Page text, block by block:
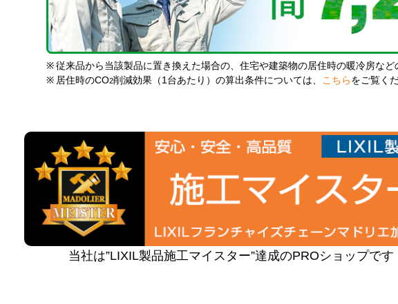
※ 従来品から当該製品に置き換えた場合の、住宅や建築物の居住時の暖冷房な
※ 居住時のCO2削減効果（1台あたり）の算出条件については、 こちら をご覧く
当社は”LIXIL製品施工マイスター”達成のPROショップです